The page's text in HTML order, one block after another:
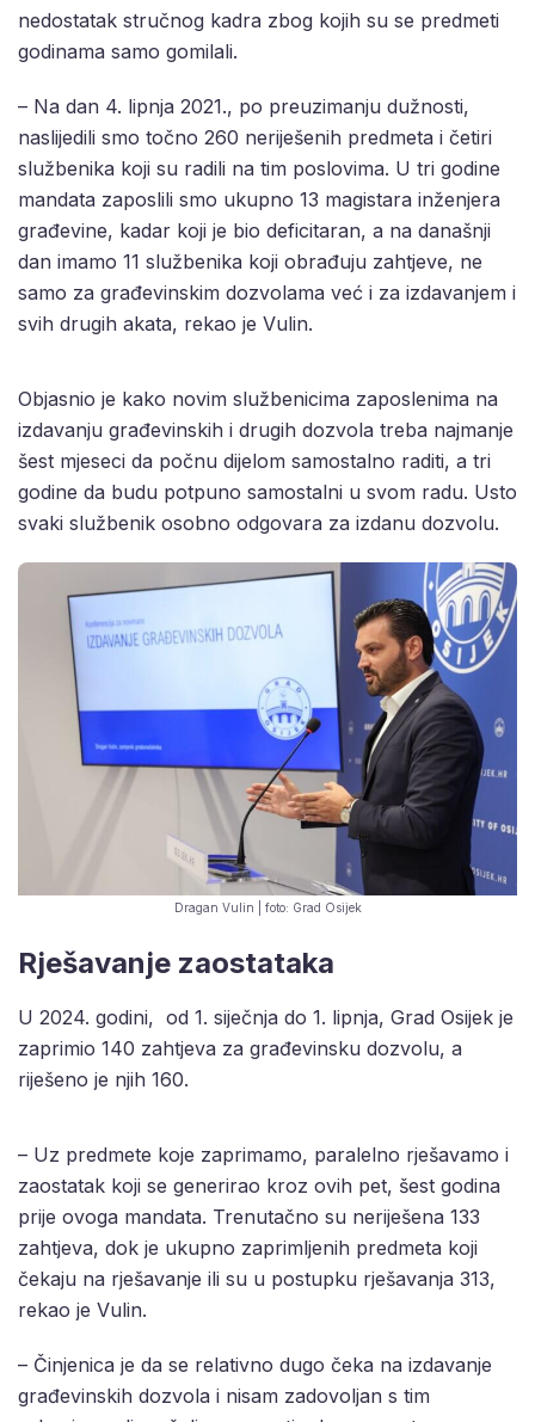
nedostatak stručnog kadra zbog kojih su se predmeti
godinama samo gomilali.
– Na dan 4. lipnja 2021., po preuzimanju dužnosti,
naslijedili smo točno 260 neriješenih predmeta i četiri
službenika koji su radili na tim poslovima. U tri godine
mandata zaposlili smo ukupno 13 magistara inženjera
građevine, kadar koji je bio deficitaran, a na današnji
dan imamo 11 službenika koji obrađuju zahtjeve, ne
samo za građevinskim dozvolama već i za izdavanjem i
svih drugih akata, rekao je Vulin.
Objasnio je kako novim službenicima zaposlenima na
izdavanju građevinskih i drugih dozvola treba najmanje
šest mjeseci da počnu dijelom samostalno raditi, a tri
godine da budu potpuno samostalni u svom radu. Usto
svaki službenik osobno odgovara za izdanu dozvolu.
Dragan Vulin | foto: Grad Osijek
Rješavanje zaostataka
U 2024. godini, od 1. siječnja do 1. lipnja, Grad Osijek je
zaprimio 140 zahtjeva za građevinsku dozvolu, a
riješeno je njih 160.
– Uz predmete koje zaprimamo, paralelno rješavamo i
zaostatak koji se generirao kroz ovih pet, šest godina
prije ovoga mandata. Trenutačno su neriješena 133
zahtjeva, dok je ukupno zaprimljenih predmeta koji
čekaju na rješavanje ili su u postupku rješavanja 313,
rekao je Vulin.
– Činjenica je da se relativno dugo čeka na izdavanje
građevinskih dozvola i nisam zadovoljan s tim